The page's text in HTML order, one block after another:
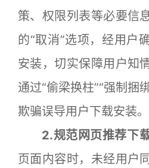
策、权限列表等必要信
的“取消”选项，经用户
安装，切实保障用户知
通过“偷梁换柱”“强制捆
欺骗误导用户下载安装。
2.规范网页推荐下
页面内容时，未经用户